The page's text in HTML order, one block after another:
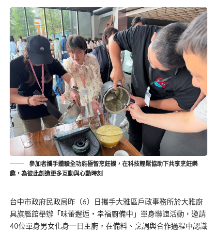
參加者攜手體驗全功能極智烹飪機，在科技輕鬆協助下共享烹飪樂
趣，為彼此創造更多互動與心動時刻
台中市政府民政局昨（6）日攜手大雅區戶政事務所於大雅廚
具旗艦館舉辦「味蕾邂逅‧幸福廚備中」單身聯誼活動，邀請
40位單身男女化身一日主廚，在備料、烹調與合作過程中認識